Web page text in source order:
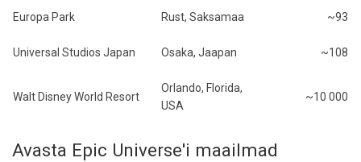
Europa Park Rust, Saksamaa ~93
Universal Studios Japan Osaka, Jaapan ~108
Walt Disney World Resort
Orlando, Florida,
USA
~10 000
Avasta Epic Universe'i maailmad